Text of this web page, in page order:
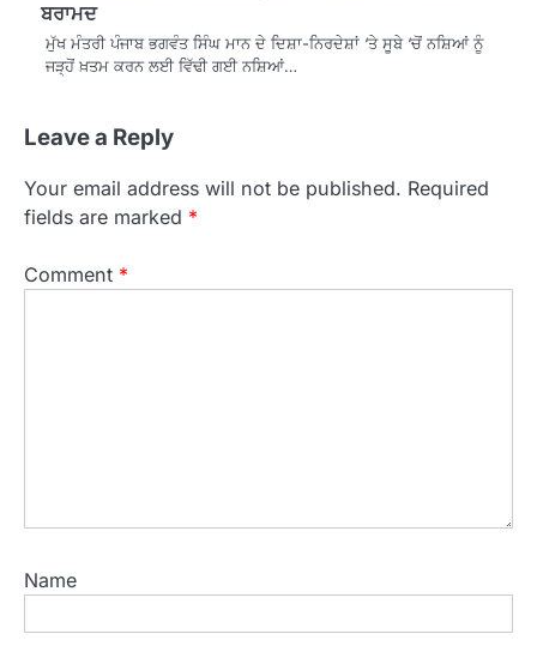
ਬਰਾਮਦ
ਮੁੱਖ ਮੰਤਰੀ ਪੰਜਾਬ ਭਗਵੰਤ ਸਿੰਘ ਮਾਨ ਦੇ ਦਿਸ਼ਾ-ਨਿਰਦੇਸ਼ਾਂ ‘ਤੇ ਸੂਬੇ ‘ਚੋਂ ਨਸ਼ਿਆਂ ਨੂੰ
ਜੜ੍ਹੋਂ ਖ਼ਤਮ ਕਰਨ ਲਈ ਵਿੱਢੀ ਗਈ ਨਸ਼ਿਆਂ…
Leave a Reply
Your email address will not be published. Required
fields are marked *
Comment *
Name